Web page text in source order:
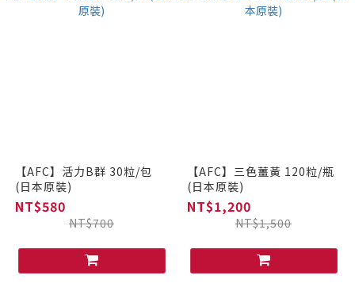
【AFC】活力B群 30粒/包
(日本原裝)
NT$580
NT$700
【AFC】三色薑黃 120粒/瓶
(日本原裝)
NT$1,200
NT$1,500